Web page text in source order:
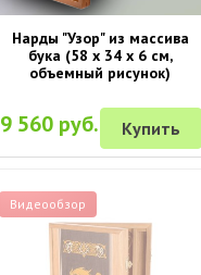
Нарды "Узор" из массива
бука (58 x 34 x 6 см,
объемный рисунок)
9 560 руб. Купить
Видеообзор